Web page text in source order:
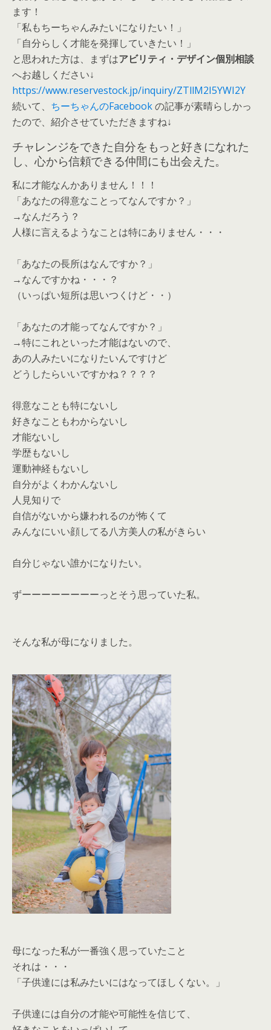
ます！
「私もちーちゃんみたいになりたい！」
「自分らしく才能を発揮していきたい！」
と思われた方は、まずはアビリティ・デザイン個別相談
へお越しください↓
https://www.reservestock.jp/inquiry/ZTllM2I5YWI2Y
続いて、 ちーちゃんのFacebookの記事が素晴らしかっ
たので、紹介させていただきますね↓
チャレンジをできた自分をもっと好きになれた
し、心から信頼できる仲間にも出会えた。
私に才能なんかありません！！！
「あなたの得意なことってなんですか？」
→なんだろう？
人様に言えるようなことは特にありません・・・
「あなたの長所はなんですか？」
→なんですかね・・・？
（いっぱい短所は思いつくけど・・）
「あなたの才能ってなんですか？」
→特にこれといった才能はないので、
あの人みたいになりたいんですけど
どうしたらいいですかね？？？？
得意なことも特にないし
好きなこともわからないし
才能ないし
学歴もないし
運動神経もないし
自分がよくわかんないし
人見知りで
自信がないから嫌われるのが怖くて
みんなにいい顔してる八方美人の私がきらい
自分じゃない誰かになりたい。
ずーーーーーーーーっとそう思っていた私。
そんな私が母になりました。
母になった私が一番強く思っていたこと
それは・・・
「子供達には私みたいにはなってほしくない。」
子供達には自分の才能や可能性を信じて、